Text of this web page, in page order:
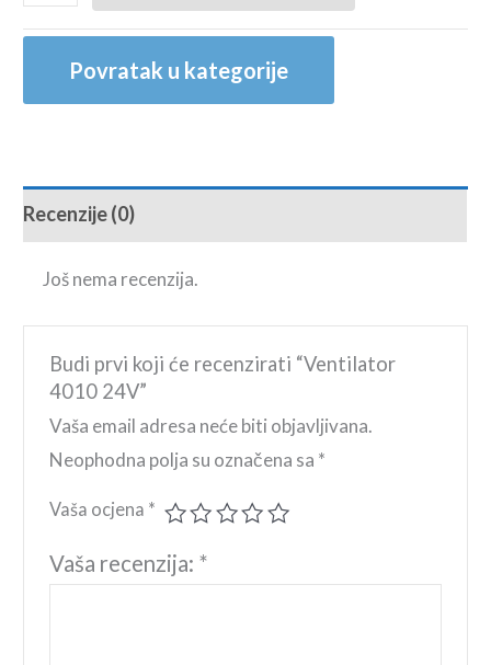
Povratak u kategorije
Recenzije (0)
Još nema recenzija.
Budi prvi koji će recenzirati “Ventilator
4010 24V”
Vaša email adresa neće biti objavljivana.
Neophodna polja su označena sa *
Vaša ocjena *
Vaša recenzija: *